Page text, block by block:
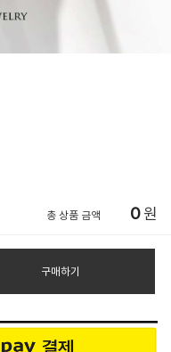
총 상품 금액 0 원
구매하기